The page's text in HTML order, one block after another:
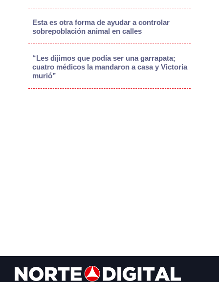
Esta es otra forma de ayudar a controlar
sobrepoblación animal en calles
“Les dijimos que podía ser una garrapata;
cuatro médicos la mandaron a casa y Victoria
murió”
Footer